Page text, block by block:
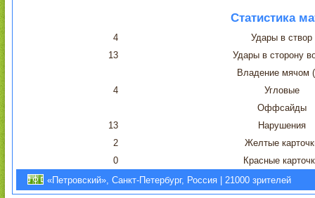
Статистика
4
Удары в створ
13
Удары в сторону
Владение мячом
4
Угловые
Оффсайды
13
Нарушения
2
Желтые
0
Красные
«Петровский», Санкт-Петербург, Россия | 21000 зрителей